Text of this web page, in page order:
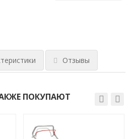
Отзывы
ПОКУПАЮТ